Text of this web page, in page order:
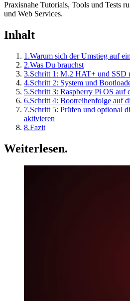
Praxisnahe Tutorials, Tools und Tests
und Web Services.
Inhalt
1.Warum sich der Umstieg auf
2.Was Du brauchst
3.Schritt 1: M.2 HAT+ und SSD
4.Schritt 2: System und
5.Schritt 3: Raspberry Pi OS auf
6.Schritt 4: Bootreihenfolge auf
7.Schritt 5: Prüfen und optional
aktivieren
8.Fazit
Weiterlesen.